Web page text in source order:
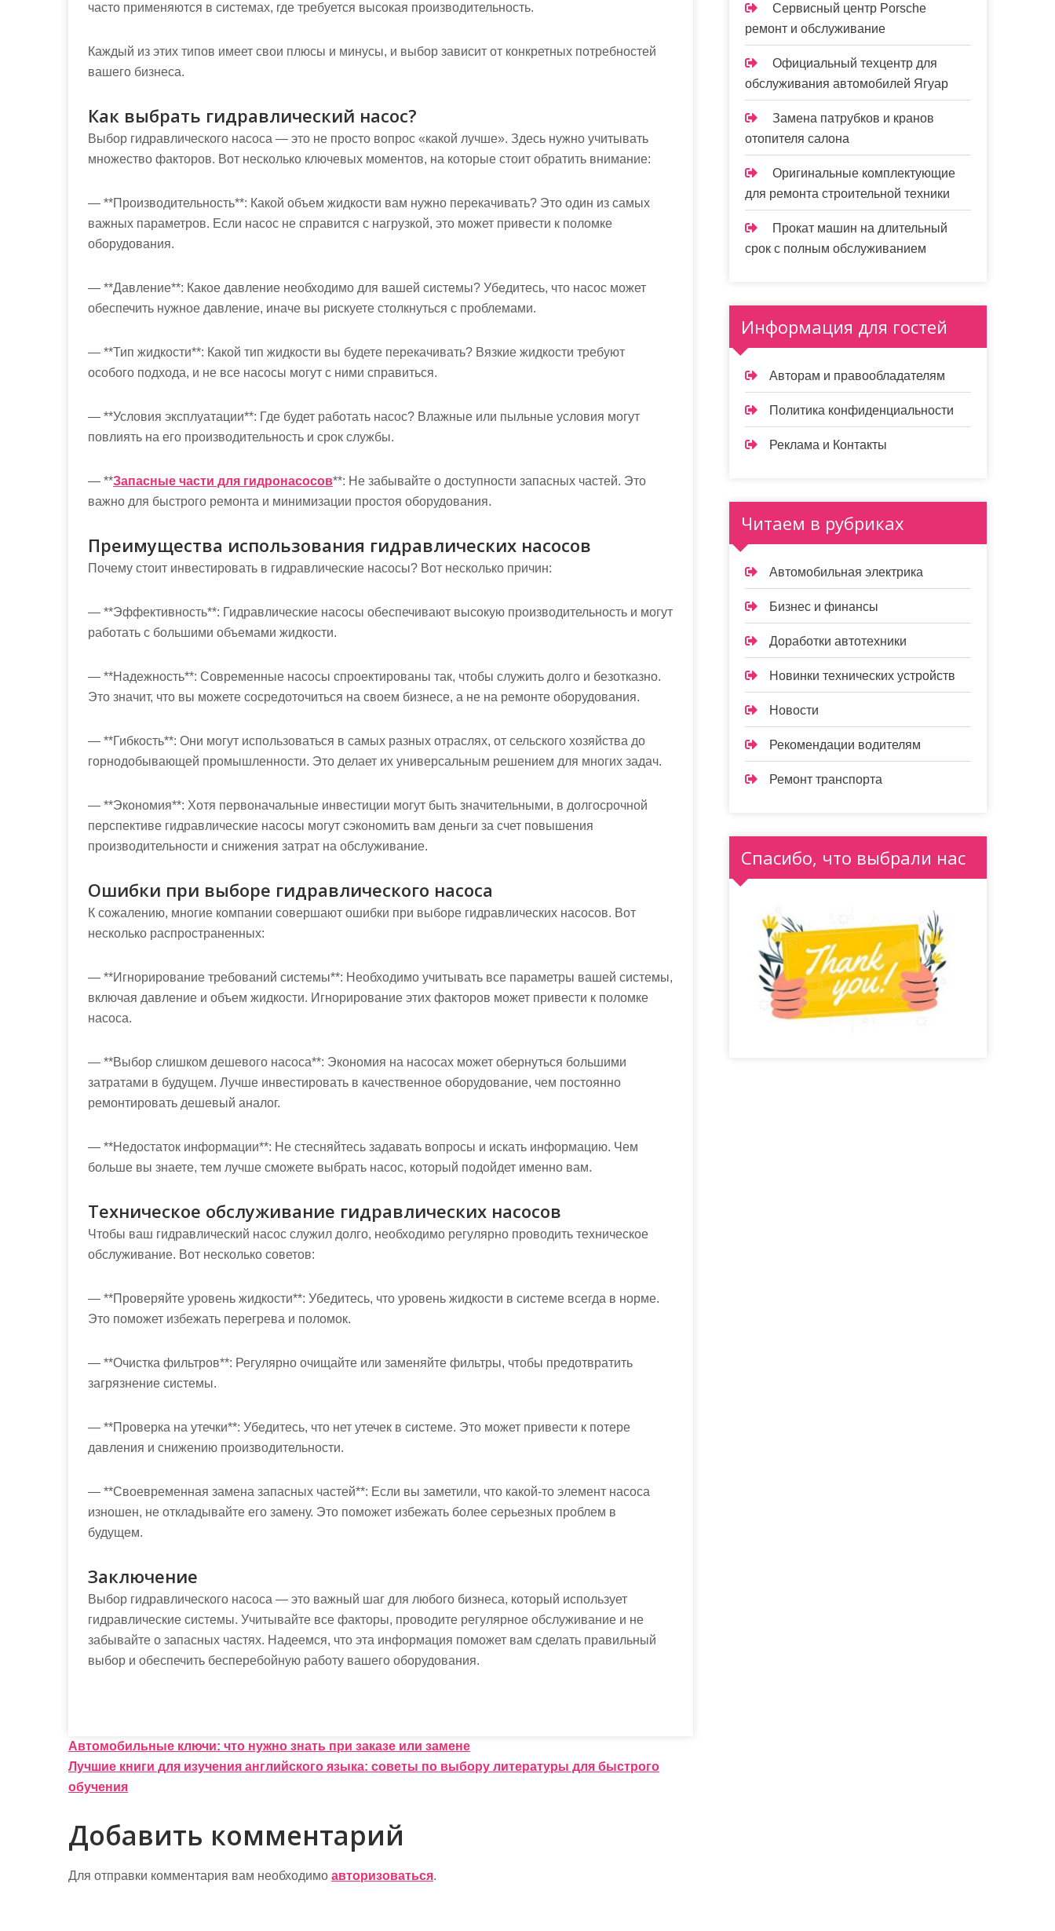
часто применяются в системах, где требуется высокая производительность.
Каждый из этих типов имеет свои плюсы и минусы, и выбор зависит от конкретных потребностей
вашего бизнеса.
Как выбрать гидравлический насос?
Выбор гидравлического насоса — это не просто вопрос «какой лучше». Здесь нужно учитывать
множество факторов. Вот несколько ключевых моментов, на которые стоит обратить внимание:
— **Производительность**: Какой объем жидкости вам нужно перекачивать? Это один из самых
важных параметров. Если насос не справится с нагрузкой, это может привести к поломке
оборудования.
— **Давление**: Какое давление необходимо для вашей системы? Убедитесь, что насос может
обеспечить нужное давление, иначе вы рискуете столкнуться с проблемами.
— **Тип жидкости**: Какой тип жидкости вы будете перекачивать? Вязкие жидкости требуют
особого подхода, и не все насосы могут с ними справиться.
— **Условия эксплуатации**: Где будет работать насос? Влажные или пыльные условия могут
повлиять на его производительность и срок службы.
— **Запасные части для гидронасосов**: Не забывайте о доступности запасных частей. Это
важно для быстрого ремонта и минимизации простоя оборудования.
Преимущества использования гидравлических насосов
Почему стоит инвестировать в гидравлические насосы? Вот несколько причин:
— **Эффективность**: Гидравлические насосы обеспечивают высокую производительность и могут
работать с большими объемами жидкости.
— **Надежность**: Современные насосы спроектированы так, чтобы служить долго и безотказно.
Это значит, что вы можете сосредоточиться на своем бизнесе, а не на ремонте оборудования.
— **Гибкость**: Они могут использоваться в самых разных отраслях, от сельского хозяйства до
горнодобывающей промышленности. Это делает их универсальным решением для многих задач.
— **Экономия**: Хотя первоначальные инвестиции могут быть значительными, в долгосрочной
перспективе гидравлические насосы могут сэкономить вам деньги за счет повышения
производительности и снижения затрат на обслуживание.
Ошибки при выборе гидравлического насоса
К сожалению, многие компании совершают ошибки при выборе гидравлических насосов. Вот
несколько распространенных:
— **Игнорирование требований системы**: Необходимо учитывать все параметры вашей системы,
включая давление и объем жидкости. Игнорирование этих факторов может привести к поломке
насоса.
— **Выбор слишком дешевого насоса**: Экономия на насосах может обернуться большими
затратами в будущем. Лучше инвестировать в качественное оборудование, чем постоянно
ремонтировать дешевый аналог.
— **Недостаток информации**: Не стесняйтесь задавать вопросы и искать информацию. Чем
больше вы знаете, тем лучше сможете выбрать насос, который подойдет именно вам.
Техническое обслуживание гидравлических насосов
Чтобы ваш гидравлический насос служил долго, необходимо регулярно проводить техническое
обслуживание. Вот несколько советов:
— **Проверяйте уровень жидкости**: Убедитесь, что уровень жидкости в системе всегда в норме.
Это поможет избежать перегрева и поломок.
— **Очистка фильтров**: Регулярно очищайте или заменяйте фильтры, чтобы предотвратить
загрязнение системы.
— **Проверка на утечки**: Убедитесь, что нет утечек в системе. Это может привести к потере
давления и снижению производительности.
— **Своевременная замена запасных частей**: Если вы заметили, что какой-то элемент насоса
изношен, не откладывайте его замену. Это поможет избежать более серьезных проблем в
будущем.
Заключение
Выбор гидравлического насоса — это важный шаг для любого бизнеса, который использует
гидравлические системы. Учитывайте все факторы, проводите регулярное обслуживание и не
забывайте о запасных частях. Надеемся, что эта информация поможет вам сделать правильный
выбор и обеспечить бесперебойную работу вашего оборудования.
Н
а
и
г
Автомобильные ключи: что нужно знать при заказе или замене
Лучшие книги для изучения английского языка: советы по выбору литературы для быстрого
обучения
Добавить комментарий
Для отправки комментария вам необходимо авторизоваться.
Сервисный центр Porsche
ремонт и обслуживание
Официальный техцентр для
обслуживания автомобилей Ягуар
Замена патрубков и кранов
отопителя салона
Оригинальные комплектующие
для ремонта строительной техники
Прокат машин на длительный
срок с полным обслуживанием
Информация для гостей
Авторам и правообладателям
Политика конфиденциальности
Реклама и Контакты
Читаем в рубриках
Автомобильная электрика
Бизнес и финансы
Доработки автотехники
Новинки технических устройств
Новости
Рекомендации водителям
Ремонт транспорта
Спасибо, что выбрали нас